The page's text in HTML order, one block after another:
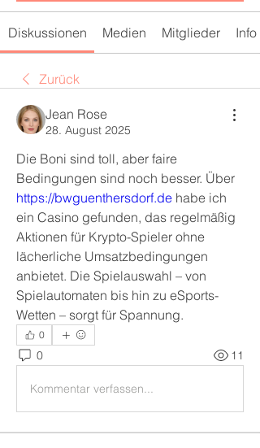
Diskussionen Medien Mitglieder Info
Zurück
Jean Rose
28. August 2025
Die Boni sind toll, aber faire
https://bwguenthersdorf.de habe ich
ein Casino gefunden, das regelmäßig
Aktionen für Krypto-Spieler ohne
lächerliche Umsatzbedingungen
anbietet. Die Spielauswahl – von
Spielautomaten bis hin zu eSports-
Wetten – sorgt für Spannung.
0
0 11
Kommentar verfassen...